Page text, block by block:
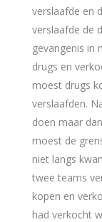
verslaafde en
verslaafde de
gevangenis in
drugs en
moest drugs
verslaafden.
doen maar
moest de
niet langs
twee teams
kopen en
had verkocht